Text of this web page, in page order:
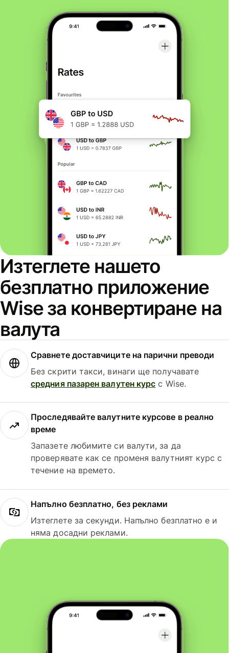
Изтеглете нашето
безплатно приложение
Wise за конвертиране на
валута
Сравнете доставчиците на парични преводи
Без скрити такси, винаги ще получавате
средния пазарен валутен курс с Wise.
Проследявайте валутните курсове в реално
време
Запазете любимите си валути, за да
проверявате как се променя валутният курс с
течение на времето.
Напълно безплатно, без реклами
Изтеглете за секунди. Напълно безплатно е и
няма досадни реклами.